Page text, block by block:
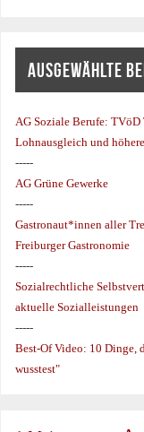
AUSGEWÄHLTE
AG Soziale Berufe:TVöD
Lohnausgleich und
-----
AG Grüne Gewerke
-----
Gastronaut*innen aller
Freiburger Gastronomie
-----
Sozialrechtliche
aktuelle Sozialleistungen
-----
Best-Of Video: 10 Dinge,
wusstest"